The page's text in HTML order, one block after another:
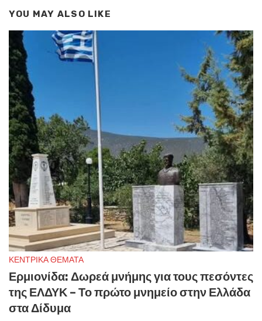
YOU MAY ALSO LIKE
ΚΕΝΤΡΙΚΑ ΘΕΜΑΤΑ
Ερμιονίδα: Δωρεά μνήμης για τους πεσόντες
της ΕΛΔΥΚ – Το πρώτο μνημείο στην Ελλάδα
στα Δίδυμα